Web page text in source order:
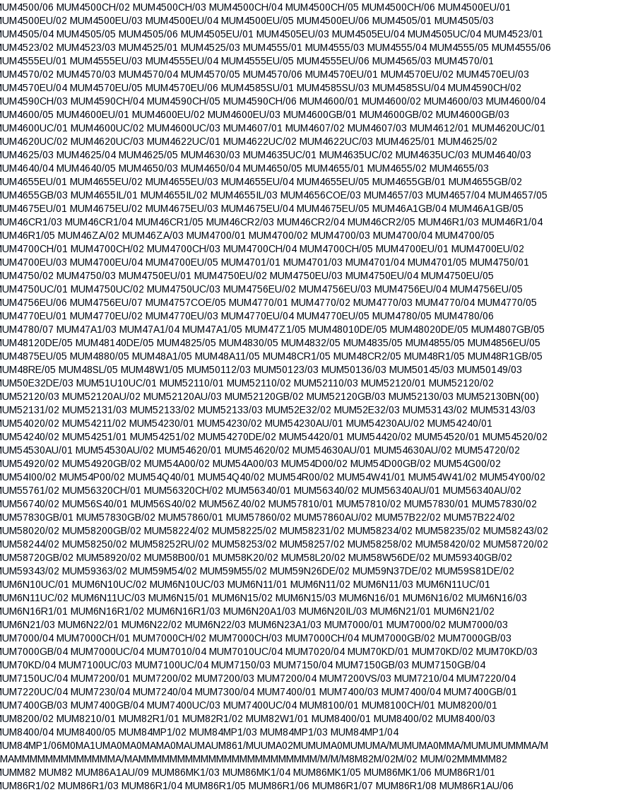
06 MUM4500CH/02 MUM4500CH/03 MUM4500CH/04 MUM4500CH/05 MUM4500CH/06 MUM4500EU/01
02 MUM4500EU/03 MUM4500EU/04 MUM4500EU/05 MUM4500EU/06 MUM4505/01 MUM4505/03
04 MUM4505/05 MUM4505/06 MUM4505EU/01 MUM4505EU/03 MUM4505EU/04 MUM4505UC/04 MUM4523/01
02 MUM4523/03 MUM4525/01 MUM4525/03 MUM4555/01 MUM4555/03 MUM4555/04 MUM4555/05 MUM4555/06
01 MUM4555EU/03 MUM4555EU/04 MUM4555EU/05 MUM4555EU/06 MUM4565/03 MUM4570/01
02 MUM4570/03 MUM4570/04 MUM4570/05 MUM4570/06 MUM4570EU/01 MUM4570EU/02 MUM4570EU/03
04 MUM4570EU/05 MUM4570EU/06 MUM4585SU/01 MUM4585SU/03 MUM4585SU/04 MUM4590CH/02
03 MUM4590CH/04 MUM4590CH/05 MUM4590CH/06 MUM4600/01 MUM4600/02 MUM4600/03 MUM4600/04
05 MUM4600EU/01 MUM4600EU/02 MUM4600EU/03 MUM4600GB/01 MUM4600GB/02 MUM4600GB/03
01 MUM4600UC/02 MUM4600UC/03 MUM4607/01 MUM4607/02 MUM4607/03 MUM4612/01 MUM4620UC/01
02 MUM4620UC/03 MUM4622UC/01 MUM4622UC/02 MUM4622UC/03 MUM4625/01 MUM4625/02
03 MUM4625/04 MUM4625/05 MUM4630/03 MUM4635UC/01 MUM4635UC/02 MUM4635UC/03 MUM4640/03
04 MUM4640/05 MUM4650/03 MUM4650/04 MUM4650/05 MUM4655/01 MUM4655/02 MUM4655/03
01 MUM4655EU/02 MUM4655EU/03 MUM4655EU/04 MUM4655EU/05 MUM4655GB/01 MUM4655GB/02
03 MUM4655IL/01 MUM4655IL/02 MUM4655IL/03 MUM4656COE/03 MUM4657/03 MUM4657/04 MUM4657/05
01 MUM4675EU/02 MUM4675EU/03 MUM4675EU/04 MUM4675EU/05 MUM46A1GB/04 MUM46A1GB/05
03 MUM46CR1/04 MUM46CR1/05 MUM46CR2/03 MUM46CR2/04 MUM46CR2/05 MUM46R1/03 MUM46R1/04
05 MUM46ZA/02 MUM46ZA/03 MUM4700/01 MUM4700/02 MUM4700/03 MUM4700/04 MUM4700/05
01 MUM4700CH/02 MUM4700CH/03 MUM4700CH/04 MUM4700CH/05 MUM4700EU/01 MUM4700EU/02
03 MUM4700EU/04 MUM4700EU/05 MUM4701/01 MUM4701/03 MUM4701/04 MUM4701/05 MUM4750/01
02 MUM4750/03 MUM4750EU/01 MUM4750EU/02 MUM4750EU/03 MUM4750EU/04 MUM4750EU/05
01 MUM4750UC/02 MUM4750UC/03 MUM4756EU/02 MUM4756EU/03 MUM4756EU/04 MUM4756EU/05
06 MUM4756EU/07 MUM4757COE/05 MUM4770/01 MUM4770/02 MUM4770/03 MUM4770/04 MUM4770/05
01 MUM4770EU/02 MUM4770EU/03 MUM4770EU/04 MUM4770EU/05 MUM4780/05 MUM4780/06
07 MUM47A1/03 MUM47A1/04 MUM47A1/05 MUM47Z1/05 MUM48010DE/05 MUM48020DE/05 MUM4807GB/05
05 MUM48140DE/05 MUM4825/05 MUM4830/05 MUM4832/05 MUM4835/05 MUM4855/05 MUM4856EU/05
05 MUM4880/05 MUM48A1/05 MUM48A11/05 MUM48CR1/05 MUM48CR2/05 MUM48R1/05 MUM48R1GB/05
05 MUM48SL/05 MUM48W1/05 MUM50112/03 MUM50123/03 MUM50136/03 MUM50145/03 MUM50149/03
03 MUM51U10UC/01 MUM52110/01 MUM52110/02 MUM52110/03 MUM52120/01 MUM52120/02
03 MUM52120AU/02 MUM52120AU/03 MUM52120GB/02 MUM52120GB/03 MUM52130/03 MUM52130BN(00)
02 MUM52131/03 MUM52133/02 MUM52133/03 MUM52E32/02 MUM52E32/03 MUM53143/02 MUM53143/03
02 MUM54211/02 MUM54230/01 MUM54230/02 MUM54230AU/01 MUM54230AU/02 MUM54240/01
02 MUM54251/01 MUM54251/02 MUM54270DE/02 MUM54420/01 MUM54420/02 MUM54520/01 MUM54520/02
01 MUM54530AU/02 MUM54620/01 MUM54620/02 MUM54630AU/01 MUM54630AU/02 MUM54720/02
02 MUM54920GB/02 MUM54A00/02 MUM54A00/03 MUM54D00/02 MUM54D00GB/02 MUM54G00/02
02 MUM54P00/02 MUM54Q40/01 MUM54Q40/02 MUM54R00/02 MUM54W41/01 MUM54W41/02 MUM54Y00/02
02 MUM56320CH/01 MUM56320CH/02 MUM56340/01 MUM56340/02 MUM56340AU/01 MUM56340AU/02
02 MUM56S40/01 MUM56S40/02 MUM56Z40/02 MUM57810/01 MUM57810/02 MUM57830/01 MUM57830/02
01 MUM57830GB/02 MUM57860/01 MUM57860/02 MUM57860AU/02 MUM57B22/02 MUM57B224/02
02 MUM58200GB/02 MUM58224/02 MUM58225/02 MUM58231/02 MUM58234/02 MUM58235/02 MUM58243/02
02 MUM58250/02 MUM58252RU/02 MUM58253/02 MUM58257/02 MUM58258/02 MUM58420/02 MUM58720/02
02 MUM58920/02 MUM58B00/01 MUM58K20/02 MUM58L20/02 MUM58W56DE/02 MUM59340GB/02
02 MUM59363/02 MUM59M54/02 MUM59M55/02 MUM59N26DE/02 MUM59N37DE/02 MUM59S81DE/02
01 MUM6N10UC/02 MUM6N10UC/03 MUM6N11/01 MUM6N11/02 MUM6N11/03 MUM6N11UC/01
02 MUM6N11UC/03 MUM6N15/01 MUM6N15/02 MUM6N15/03 MUM6N16/01 MUM6N16/02 MUM6N16/03
01 MUM6N16R1/02 MUM6N16R1/03 MUM6N20A1/03 MUM6N20IL/03 MUM6N21/01 MUM6N21/02
03 MUM6N22/01 MUM6N22/02 MUM6N22/03 MUM6N23A1/03 MUM7000/01 MUM7000/02 MUM7000/03
04 MUM7000CH/01 MUM7000CH/02 MUM7000CH/03 MUM7000CH/04 MUM7000GB/02 MUM7000GB/03
04 MUM7000UC/04 MUM7010/04 MUM7010UC/04 MUM7020/04 MUM70KD/01 MUM70KD/02 MUM70KD/03
04 MUM7100UC/03 MUM7100UC/04 MUM7150/03 MUM7150/04 MUM7150GB/03 MUM7150GB/04
04 MUM7200/01 MUM7200/02 MUM7200/03 MUM7200/04 MUM7200VS/03 MUM7210/04 MUM7220/04
04 MUM7230/04 MUM7240/04 MUM7300/04 MUM7400/01 MUM7400/03 MUM7400/04 MUM7400GB/01
03 MUM7400GB/04 MUM7400UC/03 MUM7400UC/04 MUM8100/01 MUM8100CH/01 MUM8200/01
02 MUM8210/01 MUM82R1/01 MUM82R1/02 MUM82W1/01 MUM8400/01 MUM8400/02 MUM8400/03
04 MUM8400/05 MUM84MP1/02 MUM84MP1/03 MUM84MP1/03 MUM84MP1/04
06M0MA1UMA0MA0MAMA0MAUMAUM861/MUUMA02MUMUMA0MUMUMA/MUMUMA0MMA/MUMUMUMMMA/M
MAMMMMMMMMMMMMMMMMMMMMMMM/M/M/M8M82M/02M/02 MUM/02MMMMM82
MUM82 MUM86A1AU/09 MUM86MK1/03 MUM86MK1/04 MUM86MK1/05 MUM86MK1/06 MUM86R1/01
02 MUM86R1/03 MUM86R1/04 MUM86R1/05 MUM86R1/06 MUM86R1/07 MUM86R1/08 MUM86R1AU/06